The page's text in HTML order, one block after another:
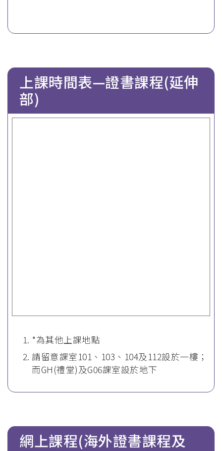
上課時間表—證書課程(延伸
部)
*為其他上課地點
請留意課室101、103、104及112設於一樓；
而GH(禮堂)及G06課室設於地下
網上課程(海外證書課程及